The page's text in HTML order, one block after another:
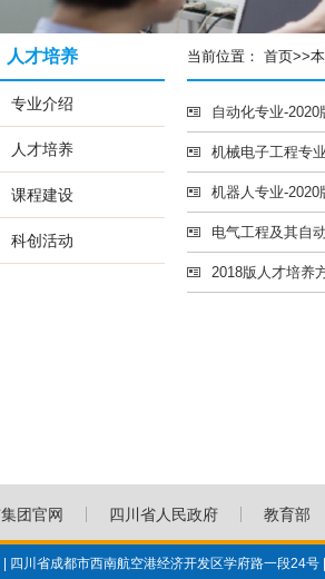
人才培养
专业介绍
人才培养
课程建设
科创活动
当前位置： 首页>>
自动化专业-
机械电子工程专
机器人专业-2020
电气工程及其自
2018版人才培养
团官网 四川省人民政府 教育部
| 四川省成都市西南航空港经济开发区学府路一段24号